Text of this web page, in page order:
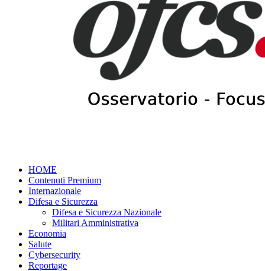
HOME
Contenuti Premium
Internazionale
Difesa e Sicurezza
Difesa e Sicurezza Nazionale
Militari Amministrativa
Economia
Salute
Cybersecurity
Reportage